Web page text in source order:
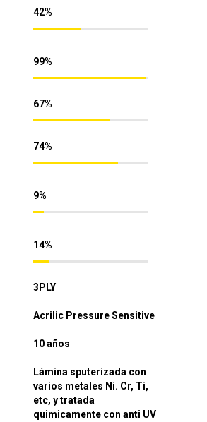
42%
99%
67%
74%
9%
14%
3PLY
Acrilic Pressure Sensitive
10 años
Lámina sputerizada con
varios metales Ni. Cr, Ti,
etc, y tratada
quimicamente con anti UV